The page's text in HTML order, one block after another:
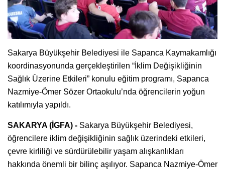
Sakarya Büyükşehir Belediyesi ile Sapanca Kaymakamlığı
koordinasyonunda gerçekleştirilen “İklim Değişikliğinin
Sağlık Üzerine Etkileri” konulu eğitim programı, Sapanca
Nazmiye-Ömer Sözer Ortaokulu’nda öğrencilerin yoğun
katılımıyla yapıldı.
SAKARYA (İGFA) - Sakarya Büyükşehir Belediyesi,
öğrencilere iklim değişikliğinin sağlık üzerindeki etkileri,
çevre kirliliği ve sürdürülebilir yaşam alışkanlıkları
hakkında önemli bir bilinç aşılıyor. Sapanca Nazmiye-Ömer